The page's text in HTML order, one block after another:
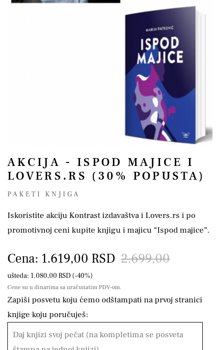
AKCIJA - ISPOD MAJICE I
LOVERS.RS (30% POPUSTA)
PAKETI KNJIGA
Iskoristite akciju Kontrast izdavaštva i Lovers.rs i po
promotivnoj ceni kupite knjigu i majicu “Ispod majice”.
Cena: 1.619,00 RSD 2.699,00
ušteda: 1.080,00 RSD (-40%)
Cene su u dinarima sa uračunatim PDV-om.
Zapiši posvetu koju ćemo odštampati na prvoj stranici
knjige koju poručuješ: